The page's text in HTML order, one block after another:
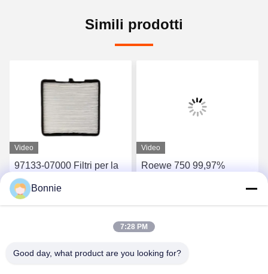
Simili prodotti
Video
97133-07000 Filtri per la
cabina di auto per Toyota
Honda Hyundai Kia BMW
Mercedes-Benz
Ottieni il miglior prezzo
Video
Roewe 750 99,97%
condizionata del motore
Bonnie
7:28 PM
Good day, what product are you looking for?